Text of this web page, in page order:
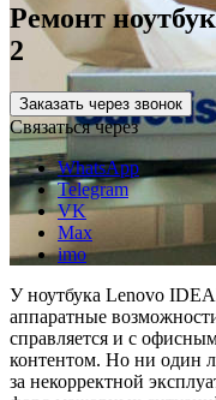
Ремонт
2
Заказать через звонок
Связаться через
WhatsApp
Telegram
VK
Max
imo
У ноутбука Lenovo
аппаратные
справляется и с
контентом. Но ни один
за некорректной